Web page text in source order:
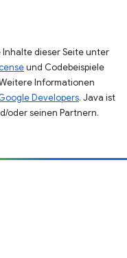
dieser Seite unter
und Codebeispiele
Informationen
Developers. Java ist
oder seinen Partnern.